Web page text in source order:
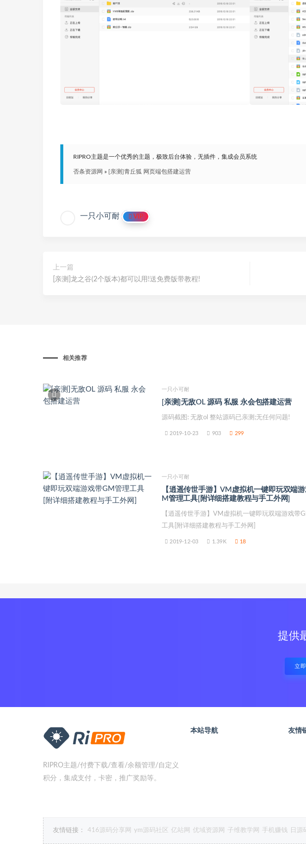
RIPRO主题是一个优秀的主题，极致后台体验，无插件，集成会员系统
否条资源网 » [亲测]青丘狐 网页端包搭建运营
一只小可耐 VIP
上一篇
[亲测]龙之谷(2个版本)都可以用!送免费版带教程!
相关推荐
一只小可耐
[亲测]无敌OL 源码 私服 永会包搭建运营
源码截图: 无敌ol 整站源码已亲测;无任何问题!
2019-10-23 903 299
一只小可耐
【逍遥传世手游】VM虚拟机一键即玩双端
M管理工具[附详细搭建教程与手工外网]
【逍遥传世手游】VM虚拟机一键即玩双端游戏带
工具[附详细搭建教程与手工外网]
2019-12-03 1.39K 18
提供
立
RIPRO主题/付费下载/查看/余额管理/自定义
积分，集成支付，卡密，推广奖励等。
本站导航 友情
友情链接： 416源码分享网 ym源码社区 亿站网 优域资源网 子维教学网 手机赚钱 日源